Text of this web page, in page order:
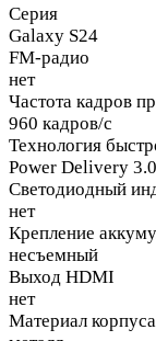
Серия
Galaxy S24
FM-радио
нет
Частота кадров
960 кадров/с
Технология
Power Delivery 3.0
Светодиодный
нет
Крепление
несъемный
Выход HDMI
нет
Материал корпуса